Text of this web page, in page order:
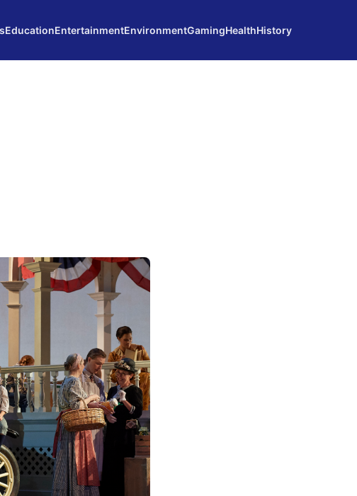
EducationEntertainmentEnvironmentGamingHealthHistory